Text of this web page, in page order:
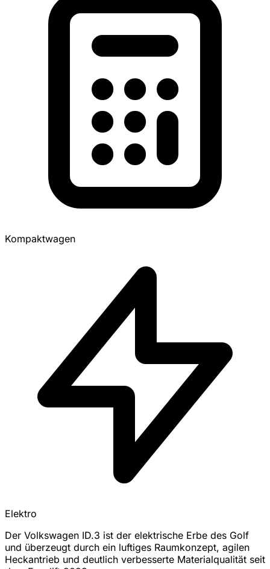
Kompaktwagen
Elektro
Der Volkswagen ID.3 ist der elektrische Erbe des Golf
und überzeugt durch ein luftiges Raumkonzept, agilen
Heckantrieb und deutlich verbesserte Materialqualität seit